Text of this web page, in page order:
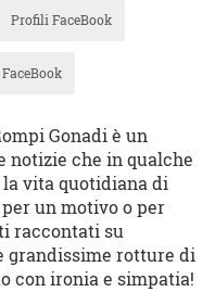
Profili FaceBook
Gonadi è un
notizie che in qualche
vita quotidiana di
un motivo o per
raccontati su
grandissime rotture di
con ironia e simpatia!